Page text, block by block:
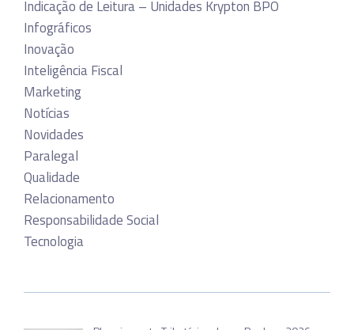
Indicação de Leitura – Unidades Krypton BPO
Infográficos
Inovação
Inteligência Fiscal
Marketing
Notícias
Novidades
Paralegal
Qualidade
Relacionamento
Responsabilidade Social
Tecnologia